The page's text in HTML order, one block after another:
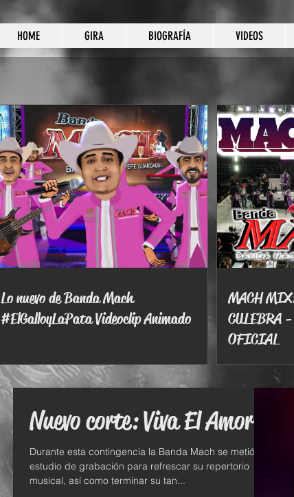
HOME GIRA BIOGRAFÍA VIDEOS
Lo nuevo de Banda Mach
#ElGalloyLaPata Videoclip Animado
MACH MIX:
CULEBRA
OFICIAL
Nuevo corte: Viva El Amor
Durante esta contingencia la Banda Mach se metió al
estudio de grabación para refrescar su repertorio
musical, así como terminar su tan...